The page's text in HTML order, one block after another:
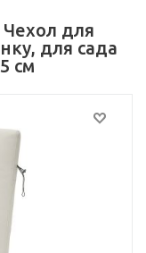
для
для сада
см